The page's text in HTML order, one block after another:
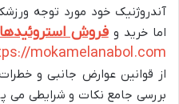
آندروژنیک خود مورد توجه
اما خرید وفروش
mokamelanabol.com
از قوانین عوارض جانبی و
بررسی جامع نکات و شرایطی می